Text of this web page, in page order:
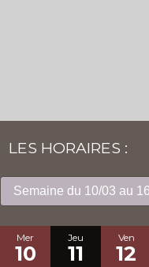
LES HORAIRES :
Mer
10
Jeu
11
Ven
12